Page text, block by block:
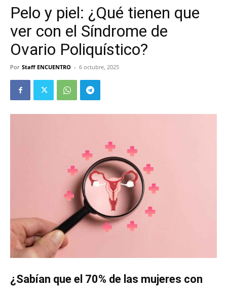
Pelo y piel: ¿Qué tienen que
ver con el Síndrome de
Ovario Poliquístico?
Por Staff ENCUENTRO - 6 octubre, 2025
¿Sabían que el 70% de las mujeres con